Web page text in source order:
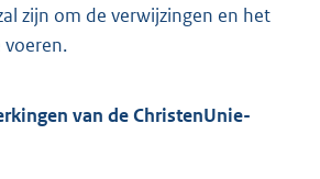
zijn om de verwijzingen en het
van de ChristenUnie-